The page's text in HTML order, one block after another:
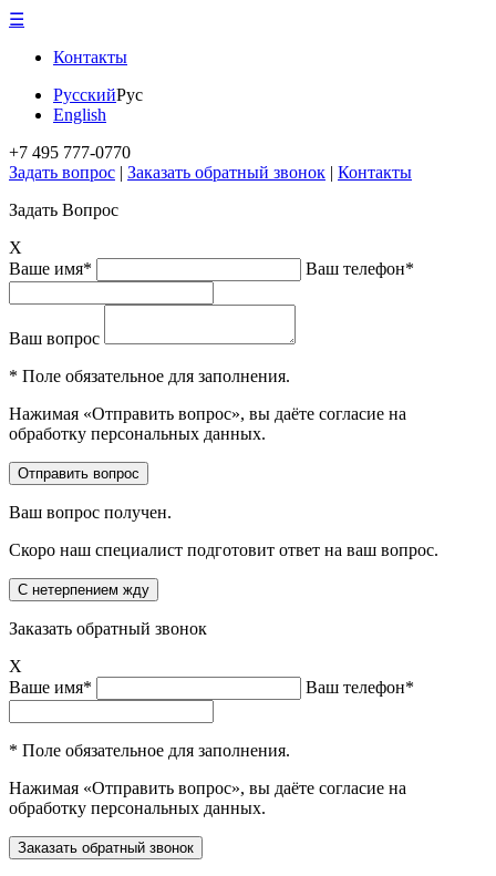
☰
Контакты
РусскийРус
English
+7 495 777-0770
Задать вопрос | Заказать обратный звонок | Контакты
Задать Вопрос
X
Ваше имя*
Ваш телефон*
Ваш вопрос
* Поле обязательное для заполнения.
Нажимая «Отправить вопрос», вы даёте согласие на
обработку персональных данных.
Ваш вопрос получен.
Скоро наш специалист подготовит ответ на ваш вопрос.
Заказать обратный звонок
X
Ваше имя*
Ваш телефон*
* Поле обязательное для заполнения.
Нажимая «Отправить вопрос», вы даёте согласие на
обработку персональных данных.